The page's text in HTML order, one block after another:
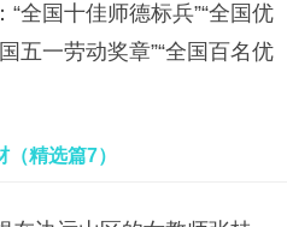
全国十佳师德标兵”“全国优
五一劳动奖章”“全国百名优
精选篇7）